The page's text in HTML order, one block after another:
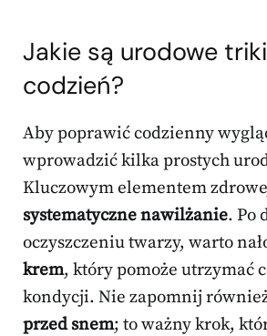
Jakie są urodowe triki
codzień?
Aby poprawić codzienny
wprowadzić kilka prostych
Kluczowym elementem
systematyczne nawilżanie. Po
oczyszczeniu twarzy, warto
krem, który pomoże utrzymać
kondycji. Nie zapomnij
przed snem; to ważny krok,